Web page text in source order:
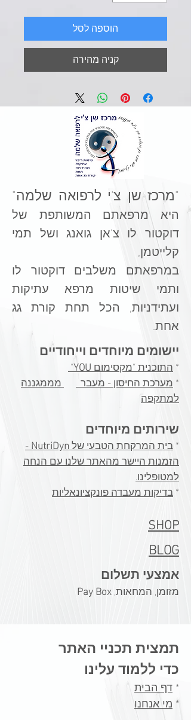
הוספה לסל
קניה מהירה
"מרכז שן צ'י לרפואה שלמה"
היא מרפאתם המשותפת של
דוקטור לו צ'אן גואנג ושל תמי
קלייטמן,
במרפאתם משלבים דוקטור לו
ותמי שיטות מרפא עתיקות
ועתידניות, הכל תחת קורת גג
אחת.
יישומים מיוחדים וייחודיים
*התוכנית "מקסימוםYOU
"
*מערכת החיסון - מעבר
מממגננה
למתקפה​
שירותים מיוחדים
*בית המרקחת הטבעי שלNutriDyn
-
הזמנות היישר מהאתר שלנו עם הנחה
למטופלינו.
​*בדיקות מעבדה פונקציונאליות
SHOP
BLOG
אמצעי תשלום
מזומן, המחאות,
תמצית תכניי האתר
כדי ללמוד עלינו
*דף הבית
* מי אנחנו